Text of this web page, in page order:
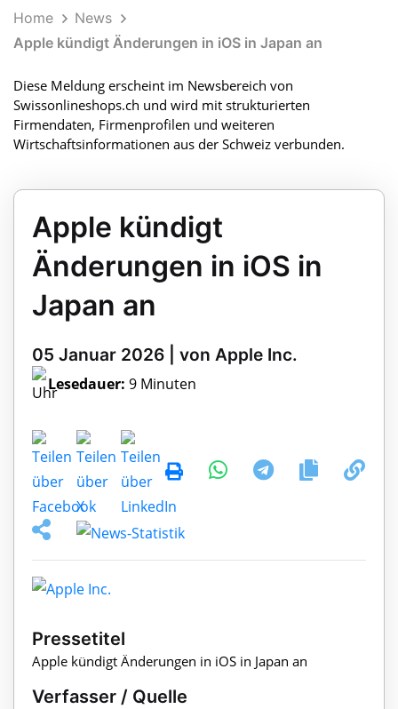
Home
News
Apple kündigt Änderungen in iOS in Japan an
Diese Meldung erscheint im Newsbereich von
Swissonlineshops.ch und wird mit strukturierten
Firmendaten, Firmenprofilen und weiteren
Wirtschaftsinformationen aus der Schweiz verbunden.
Apple kündigt
Änderungen in iOS in
Japan an
05 Januar 2026 | von Apple Inc.
Lesedauer: 9 Minuten
Pressetitel
Apple kündigt Änderungen in iOS in Japan an
Verfasser / Quelle